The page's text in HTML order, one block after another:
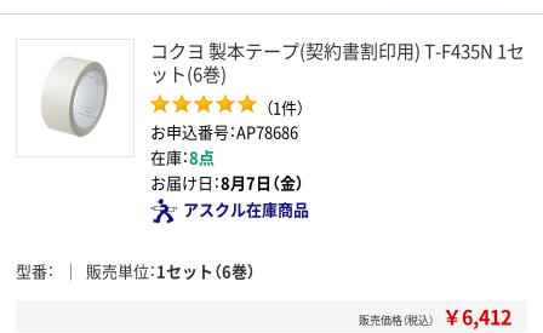
コクヨ 製本テープ(契約書割印用) T-F435N 1セ
ット(6巻)
（1件）
お申込番号：AP78686
在庫：8点
お届け日：8月7日（金）
アスクル在庫商品
型番 販売単位 1セット（6巻）
販売価格（税込） ￥6,412